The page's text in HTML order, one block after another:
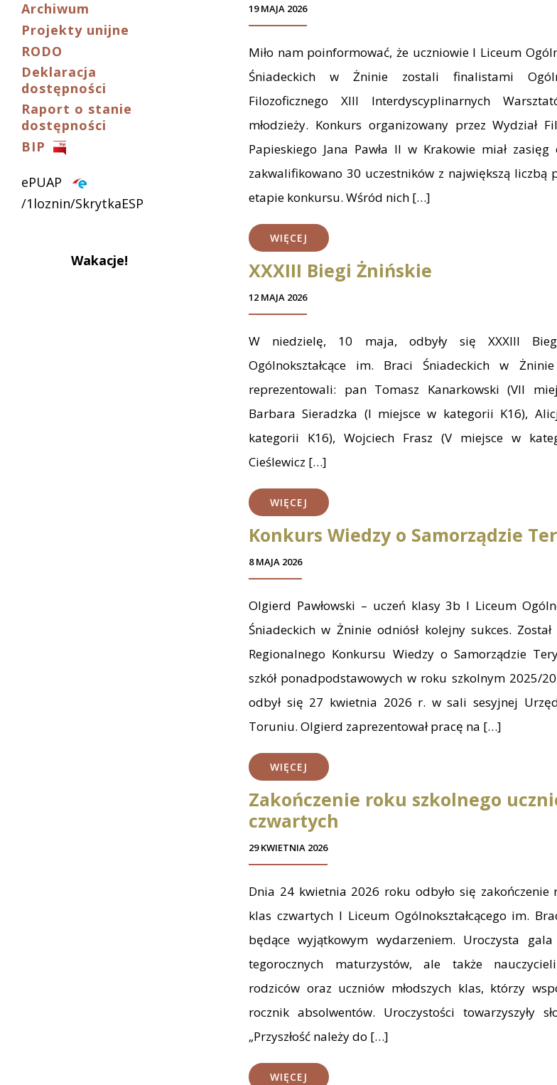
Archiwum
Projekty unijne
RODO
Deklaracja
dostępności
Raport o stanie
dostępności
BIP
ePUAP
/1loznin/SkrytkaESP
Wakacje!
19 MAJA 2026
Miło nam poinformować, że uczniowie I Liceum
Śniadeckich w Żninie zostali finalistami
Filozoficznego XIII Interdyscyplinarnych
młodzieży. Konkurs organizowany przez Wydział
Papieskiego Jana Pawła II w Krakowie miał
zakwalifikowano 30 uczestników z największą liczbą
etapie konkursu. Wśród nich […]
WIĘCEJ
XXXIII Biegi Żnińskie
12 MAJA 2026
W niedzielę, 10 maja, odbyły się XXXIII
Ogólnokształcące im. Braci Śniadeckich w
reprezentowali: pan Tomasz Kanarkowski (VII
Barbara Sieradzka (I miejsce w kategorii K16),
kategorii K16), Wojciech Frasz (V miejsce w
Cieślewicz […]
WIĘCEJ
Konkurs Wiedzy o Samorządzie
8 MAJA 2026
Olgierd Pawłowski – uczeń klasy 3b I Liceum
Śniadeckich w Żninie odniósł kolejny sukces.
Regionalnego Konkursu Wiedzy o Samorządzie
szkół ponadpodstawowych w roku szkolnym 2025/
odbył się 27 kwietnia 2026 r. w sali sesyjnej
Toruniu. Olgierd zaprezentował pracę na […]
WIĘCEJ
Zakończenie roku szkolnego
czwartych
29 KWIETNIA 2026
Dnia 24 kwietnia 2026 roku odbyło się zakończenie
klas czwartych I Liceum Ogólnokształcącego im.
będące wyjątkowym wydarzeniem. Uroczysta
tegorocznych maturzystów, ale także
rodziców oraz uczniów młodszych klas, którzy
rocznik absolwentów. Uroczystości towarzyszyły
„Przyszłość należy do […]
WIĘCEJ